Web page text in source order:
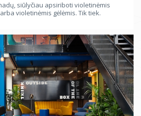
siūlyčiau apsiriboti violetinėmis
violetinėmis gėlėmis. Tik tiek.